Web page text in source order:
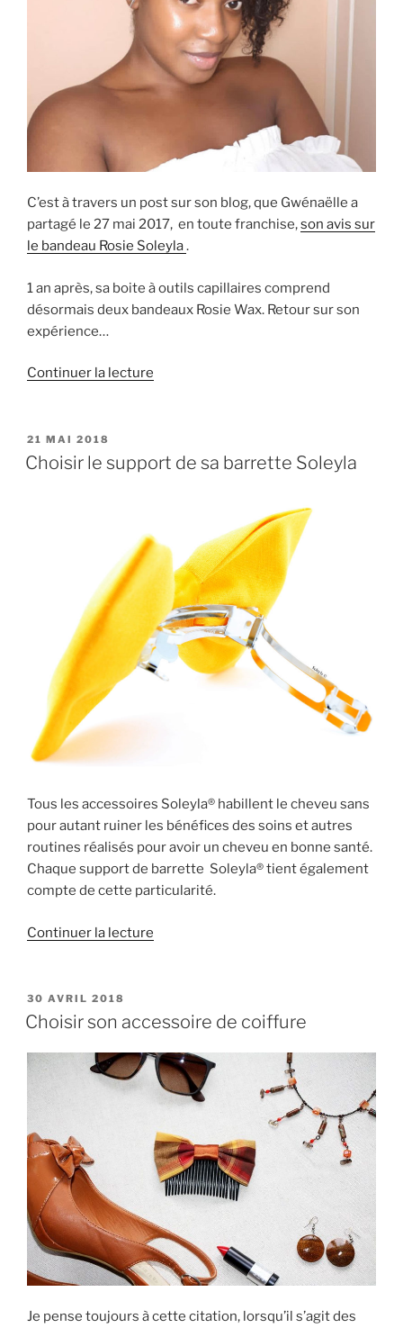
C’est à travers un post sur son blog, que Gwénaëlle a
partagé le 27 mai 2017, en toute franchise,son avis sur
le bandeau Rosie Soleyla.
1 an après, sa boite à outils capillaires comprend
désormais deux bandeaux Rosie Wax. Retour sur son
expérience…
Continuer la lecture
bandeau
PUBLIÉ
LE
21 MAI 2018
Choisir le support de sa barrette Soleyla
Tous les accessoires Soleyla® habillent le cheveu sans
pour autant ruiner les bénéfices des soins et autres
routines réalisés pour avoir un cheveu en bonne santé.
Chaque support de barrette Soleyla® tient également
compte de cette particularité.
Continuer la lecture
de
barrette
Soleyla »
PUBLIÉ
LE
30 AVRIL 2018
Choisir son accessoire de coiffure
Je pense toujours à cette citation, lorsqu’il s’agit des